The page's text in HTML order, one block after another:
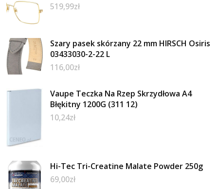
519,99zł
Szary pasek skórzany 22 mm HIRSCH Osiris
03433030-2-22 L
116,00zł
Vaupe Teczka Na Rzep Skrzydłowa A4
Błękitny 1200G (311 12)
10,24zł
Hi-Tec Tri-Creatine Malate Powder 250g
69,00zł